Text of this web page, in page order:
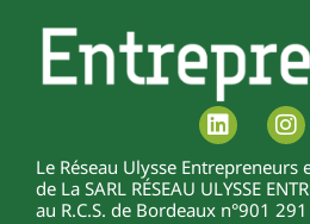
Le Réseau Ulysse
de La SARL RÉSEAU ULYSSE
au R.C.S. de Bordeaux n°901